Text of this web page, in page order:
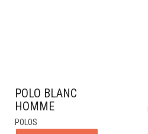
POLO BLANC
HOMME
POLOS